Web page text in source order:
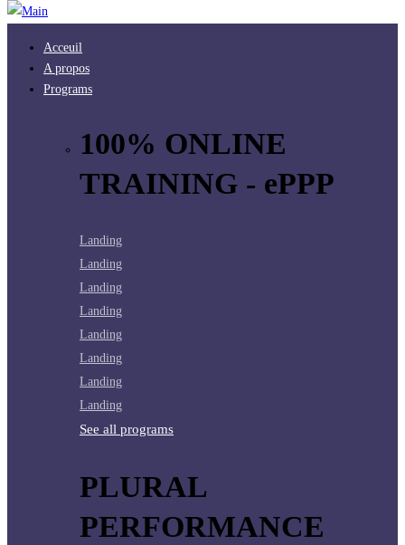
Acceuil
A propos
Programs
100% ONLINE
TRAINING - ePPP
Landing
Landing
Landing
Landing
Landing
Landing
Landing
Landing
See all programs
PLURAL
PERFORMANCE